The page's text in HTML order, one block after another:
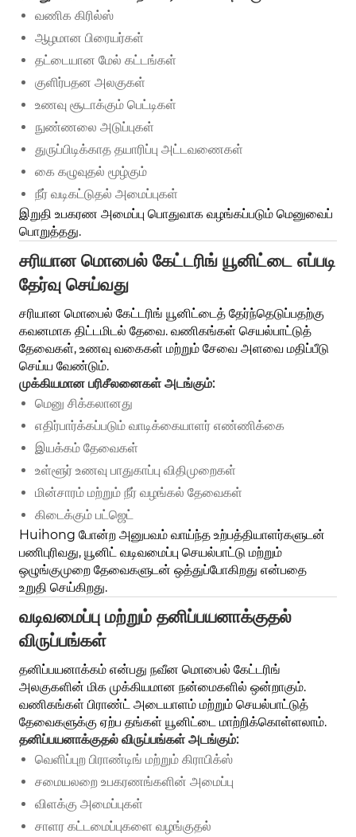
வணிக கிரில்ஸ்
ஆழமான பிரையர்கள்
தட்டையான மேல் கட்டங்கள்
குளிர்பதன அலகுகள்
உணவு சூடாக்கும் பெட்டிகள்
நுண்ணலை அடுப்புகள்
துருப்பிடிக்காத தயாரிப்பு அட்டவணைகள்
கை கழுவுதல் மூழ்கும்
நீர் வடிகட்டுதல் அமைப்புகள்
இறுதி உபகரண அமைப்பு பொதுவாக வழங்கப்படும் மெனுவைப்
பொறுத்தது.
சரியான மொபைல் கேட்டரிங் யூனிட்டை எப்படி
தேர்வு செய்வது
சரியான மொபைல் கேட்டரிங் யூனிட்டைத் தேர்ந்தெடுப்பதற்கு
கவனமாக திட்டமிடல் தேவை. வணிகங்கள் செயல்பாட்டுத்
தேவைகள், உணவு வகைகள் மற்றும் சேவை அளவை மதிப்பீடு
செய்ய வேண்டும்.
முக்கியமான பரிசீலனைகள் அடங்கும்:
மெனு சிக்கலானது
எதிர்பார்க்கப்படும் வாடிக்கையாளர் எண்ணிக்கை
இயக்கம் தேவைகள்
உள்ளூர் உணவு பாதுகாப்பு விதிமுறைகள்
மின்சாரம் மற்றும் நீர் வழங்கல் தேவைகள்
கிடைக்கும் பட்ஜெட்
Huihong போன்ற அனுபவம் வாய்ந்த உற்பத்தியாளர்களுடன்
பணிபுரிவது, யூனிட் வடிவமைப்பு செயல்பாட்டு மற்றும்
ஒழுங்குமுறை தேவைகளுடன் ஒத்துப்போகிறது என்பதை
உறுதி செய்கிறது.
வடிவமைப்பு மற்றும் தனிப்பயனாக்குதல்
விருப்பங்கள்
தனிப்பயனாக்கம் என்பது நவீன மொபைல் கேட்டரிங்
அலகுகளின் மிக முக்கியமான நன்மைகளில் ஒன்றாகும்.
வணிகங்கள் பிராண்ட் அடையாளம் மற்றும் செயல்பாட்டுத்
தேவைகளுக்கு ஏற்ப தங்கள் யூனிட்டை மாற்றிக்கொள்ளலாம்.
தனிப்பயனாக்குதல் விருப்பங்கள் அடங்கும்:
வெளிப்புற பிராண்டிங் மற்றும் கிராபிக்ஸ்
சமையலறை உபகரணங்களின் அமைப்பு
விளக்கு அமைப்புகள்
சாளர கட்டமைப்புகளை வழங்குதல்